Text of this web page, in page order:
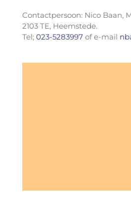
Contactpersoon: Nico Baan,
2103 TE, Heemstede.
Tel; 023-5283997 of e-mail